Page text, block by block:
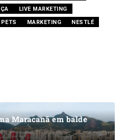
LIVE MARKETING
MARKETING NESTLÉ
Maracanã em balde